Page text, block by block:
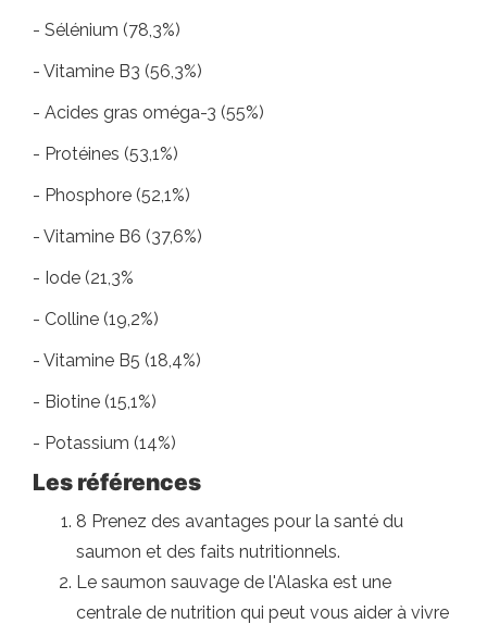
- Sélénium (78,3%)
- Vitamine B3 (56,3%)
- Acides gras oméga-3 (55%)
- Protéines (53,1%)
- Phosphore (52,1%)
- Vitamine B6 (37,6%)
- Iode (21,3%
- Colline (19,2%)
- Vitamine B5 (18,4%)
- Biotine (15,1%)
- Potassium (14%)
Les références
8 Prenez des avantages pour la santé du
saumon et des faits nutritionnels.
Le saumon sauvage de l'Alaska est une
centrale de nutrition qui peut vous aider à vivre